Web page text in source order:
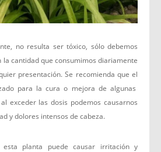
no resulta ser tóxico, sólo debemos
la cantidad que consumimos diariamente
presentación. Se recomienda que el
para la cura o mejora de algunas
exceder las dosis podemos causarnos
y dolores intensos de cabeza.
planta puede causar irritación y